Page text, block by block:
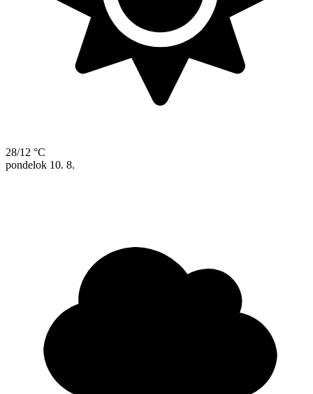
28/12 °C
pondelok 10. 8.